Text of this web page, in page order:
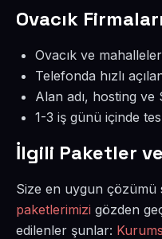
Ovacık
Ovacık ve
Telefonda hızlı
Alan adı, hosting ve
1-3 iş günü içinde
İlgili Paketler
Size en uygun çözümü
paketlerimizi gözden
edilenler şunlar: